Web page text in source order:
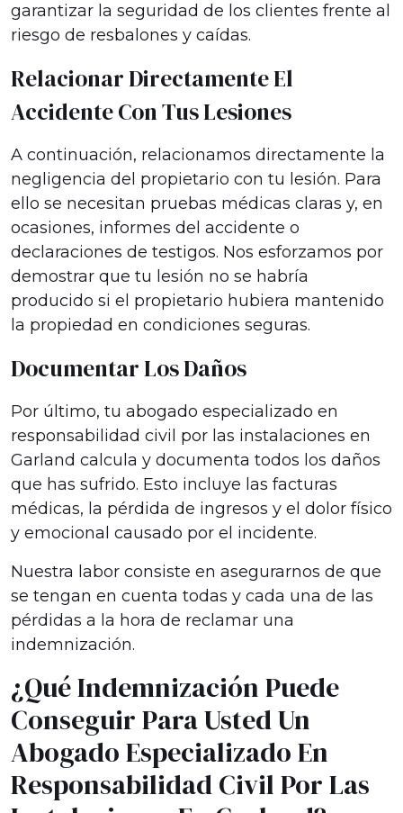
garantizar la seguridad de los clientes frente al
riesgo de resbalones y caídas.
Relacionar Directamente El
Accidente Con Tus Lesiones
A continuación, relacionamos directamente la
negligencia del propietario con tu lesión. Para
ello se necesitan pruebas médicas claras y, en
ocasiones, informes del accidente o
declaraciones de testigos. Nos esforzamos por
demostrar que tu lesión no se habría
producido si el propietario hubiera mantenido
la propiedad en condiciones seguras.
Documentar Los Daños
Por último, tu abogado especializado en
responsabilidad civil por las instalaciones en
Garland calcula y documenta todos los daños
que has sufrido. Esto incluye las facturas
médicas, la pérdida de ingresos y el dolor físico
y emocional causado por el incidente.
Nuestra labor consiste en asegurarnos de que
se tengan en cuenta todas y cada una de las
pérdidas a la hora de reclamar una
indemnización.
¿Qué Indemnización Puede
Conseguir Para Usted Un
Abogado Especializado En
Responsabilidad Civil Por Las